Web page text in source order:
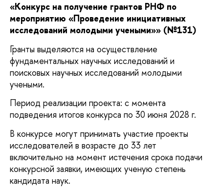
«Конкурс на получение грантов РНФ по
мероприятию «Проведение инициативных
исследований молодыми учеными»» (№131)
Гранты выделяются на осуществление
фундаментальных научных исследований и
поисковых научных исследований молодыми
учеными.
Период реализации проекта: с момента
подведения итогов конкурса по 30 июня 2028 г.
В конкурсе могут принимать участие проекты
исследователей в возрасте до 33 лет
включительно на момент истечения срока подачи
конкурсной заявки, имеющих ученую степень
кандидата наук.